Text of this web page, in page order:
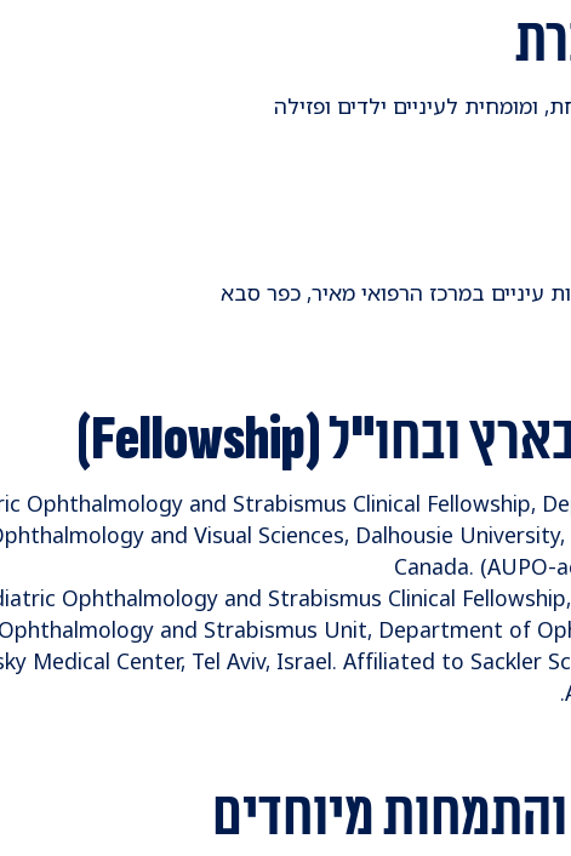
ומומחית לעיניים ילדים ופזילה
ובחו"ל(Fellowship)
Pediatric Ophthalmology and Strabismus Clinical Fellowship,
and Visual Sciences, Dalhousie
Canada.
2022 Pediatric Ophthalmology and Strabismus Clinical
Ophthalmology and Strabismus Unit, Department of
Medical Center, Tel Aviv, Israel. Affiliated to Sackler
מיוחדים